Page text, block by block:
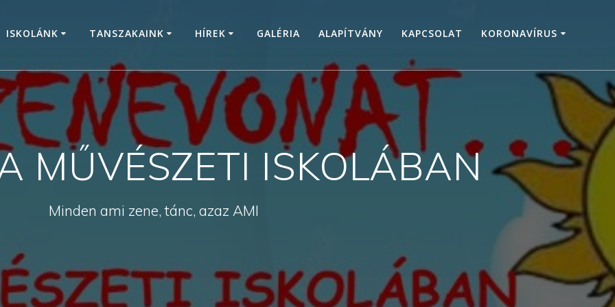
ISKOLÁNK TANSZAKAINK HÍREK GALÉRIA ALAPÍTVÁNY KAPCSOLAT KORONAVÍRUS
MŰVÉSZETI ISKOLÁBAN
Minden ami zene, tánc, azaz AMI